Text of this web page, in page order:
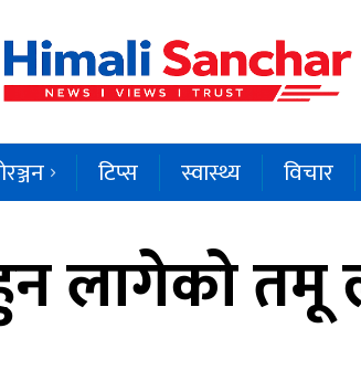
टिप्स स्वास्थ्य विचार
लागेको तमू